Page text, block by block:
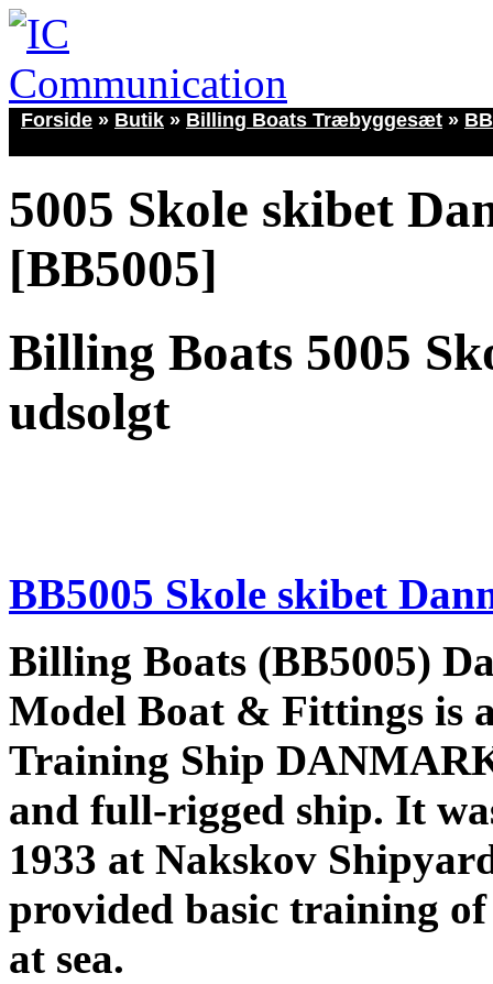
Forside » Butik » Billing Boats Træbyggesæt »
5005 Skole skibet
[BB5005]
Billing Boats 5005
udsolgt
BB5005 Skole skibet
Billing Boats (BB5005)
Model Boat & Fittings is
Training Ship
and full-rigged ship. It
1933 at Nakskov
provided basic training of
at sea.